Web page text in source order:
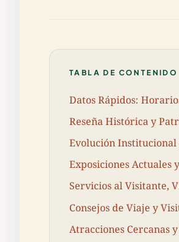
TABLA DE CONTENIDO
Datos Rápidos:
Reseña Histórica y
Evolución Institucional
Exposiciones Actuales
Servicios al Visitante,
Consejos de Viaje y
Atracciones Cercanas